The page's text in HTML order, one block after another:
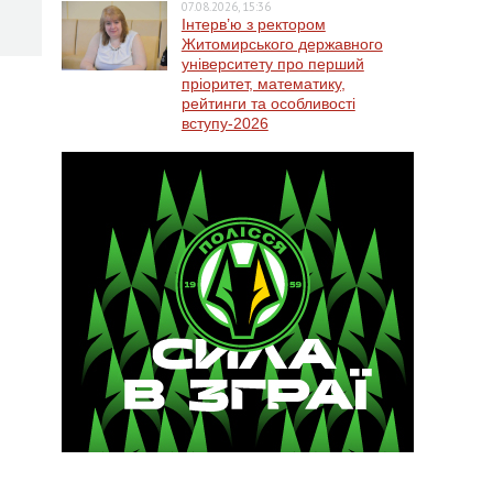
07.08.2026, 15:36
Інтерв’ю з ректором
Житомирського державного
університету про перший
пріоритет, математику,
рейтинги та особливості
вступу-2026